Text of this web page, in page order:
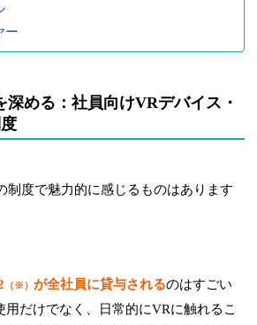
ー
める：社員向けVRデバイス・
制度で魅力的に感じるものはあります
（※）が全社員に貸与されるのはすごい
用だけでなく、日常的にVRに触れるこ